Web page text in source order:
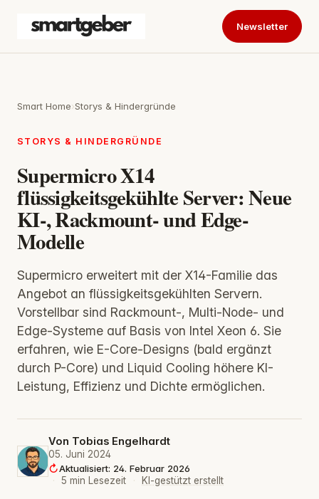
Newsletter
Smart Home›Storys & Hindergründe
STORYS & HINDERGRÜNDE
Supermicro X14
flüssigkeitsgekühlte Server: Neue
KI-, Rackmount- und Edge-
Modelle
Supermicro erweitert mit der X14-Familie das
Angebot an flüssigkeitsgekühlten Servern.
Vorstellbar sind Rackmount-, Multi-Node- und
Edge-Systeme auf Basis von Intel Xeon 6. Sie
erfahren, wie E-Core-Designs (bald ergänzt
durch P-Core) und Liquid Cooling höhere KI-
Leistung, Effizienz und Dichte ermöglichen.
Von Tobias Engelhardt
05. Juni 2024
Aktualisiert: 24. Februar 2026
·
5 min Lesezeit · KI-gestützt erstellt